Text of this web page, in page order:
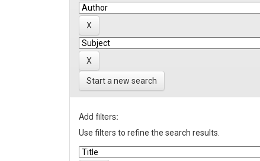
Start a new search
Add filters:
Use filters to refine the search results.